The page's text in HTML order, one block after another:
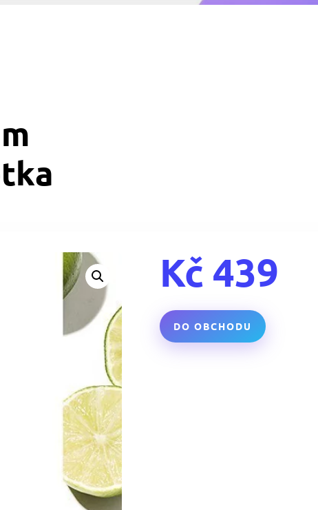
Kč 439
DO OBCHODU